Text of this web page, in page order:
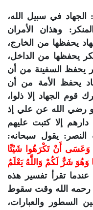
في سبيل الله،
وهذان الأمران
يحفظها من الخارج،
يحفظها من الداخل،
يحفظ السفينة من أن
يحفظ الأمة من أن
قوم الجهاد إلا ذلوا،
،و رضي الله عن علي إذ
إلا كتبت عليهم
النصر: يقول سبحانه:
وَعَسَى أَنْ تَكْرَهُوا شَيْئًا
شَرٌّ لَكُمْ وَاللَّهُ يَعْلَمُ
عندما تقرأ تفسير هذه
رحمه الله وقت سقوط
السطور والعبارات،